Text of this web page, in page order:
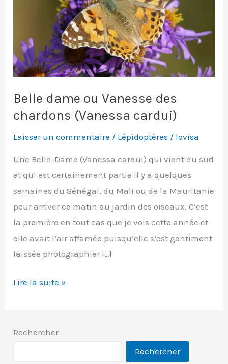
Belle dame ou Vanesse des
chardons (Vanessa cardui)
Laisser un commentaire / Lépidoptères / lovisa
Une Belle-Dame (Vanessa cardui) qui vient du sud
et qui est certainement partie il y a quelques
semaines du Sénégal, du Mali ou de la Mauritanie
pour arriver ce matin au jardin des oiseaux. C’est
la première en tout cas que je vois cette année et
elle avait l’air affamée puisqu’elle s’est gentiment
laissée photographier […]
Belle
Vanesse
chardons
Lire la suite »
Rechercher
Rechercher